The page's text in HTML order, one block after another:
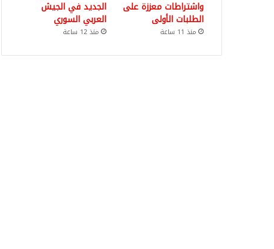
واشتراطات معززة على
الطلبات الأولى
منذ 11 ساعة
الجديد في الجيش
العربي السوري
منذ 12 ساعة